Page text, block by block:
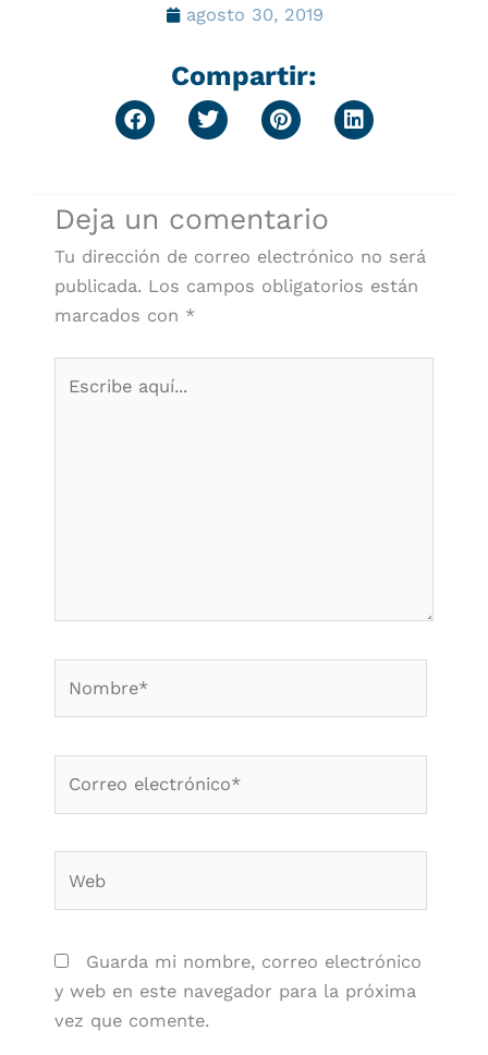
agosto 30, 2019
Compartir:
Deja un comentario
Tu dirección de correo electrónico no será
publicada. Los campos obligatorios están
marcados con *
Guarda mi nombre, correo electrónico
y web en este navegador para la próxima
vez que comente.